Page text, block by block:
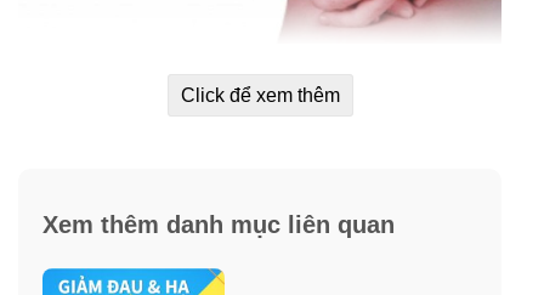
Tác dụng của Acetaminophen Rapid
Release Extra Strength:
– Giúp hạ sốt nhanh chóng, giảm các triệu chứng cảm
cúm, cảm lạnh thông thường.
Click để xem thêm
Xem thêm danh mục liên quan